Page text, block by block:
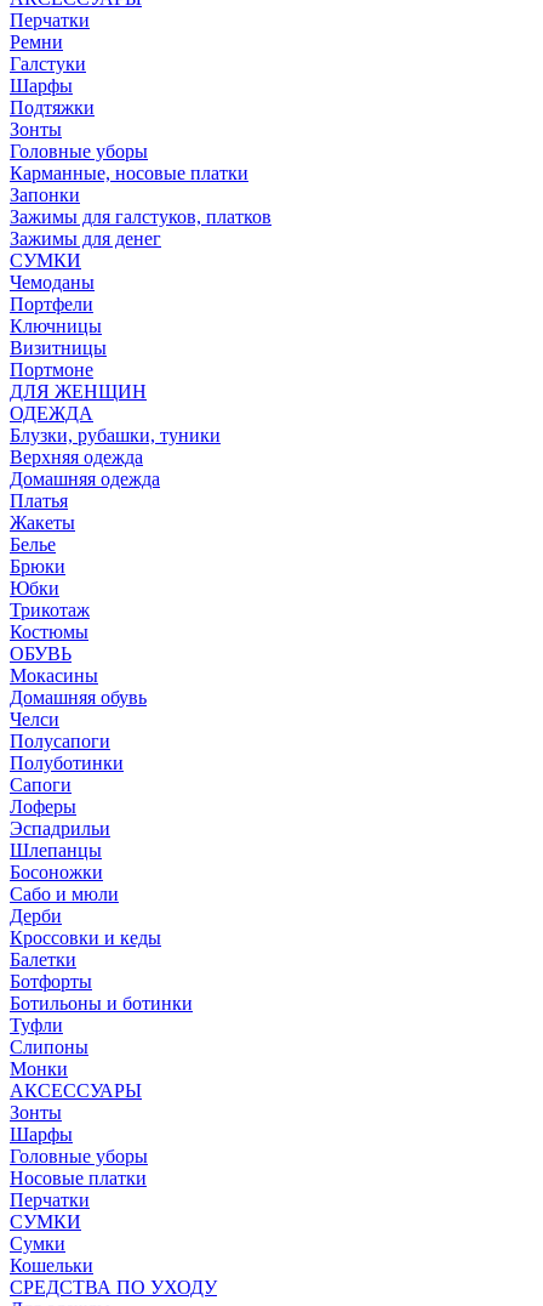
Перчатки
Ремни
Галстуки
Шарфы
Подтяжки
Зонты
Головные уборы
Карманные, носовые платки
Запонки
Зажимы для галстуков, платков
Зажимы для денег
СУМКИ
Чемоданы
Портфели
Ключницы
Визитницы
Портмоне
ДЛЯ ЖЕНЩИН
ОДЕЖДА
Блузки, рубашки, туники
Верхняя одежда
Домашняя одежда
Платья
Жакеты
Белье
Брюки
Юбки
Трикотаж
Костюмы
ОБУВЬ
Мокасины
Домашняя обувь
Челси
Полусапоги
Полуботинки
Сапоги
Лоферы
Эспадрильи
Шлепанцы
Босоножки
Сабо и мюли
Дерби
Кроссовки и кеды
Балетки
Ботфорты
Ботильоны и ботинки
Туфли
Слипоны
Монки
АКСЕССУАРЫ
Зонты
Шарфы
Головные уборы
Носовые платки
Перчатки
СУМКИ
Сумки
Кошельки
CРЕДСТВА ПО УХОДУ